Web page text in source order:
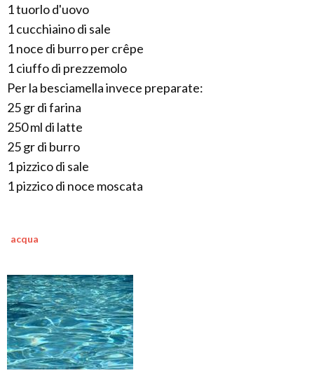
1 tuorlo d'uovo
1 cucchiaino di sale
1 noce di burro per crêpe
1 ciuffo di prezzemolo
Per la besciamella invece preparate:
25 gr di farina
250 ml di latte
25 gr di burro
1 pizzico di sale
1 pizzico di noce moscata
acqua